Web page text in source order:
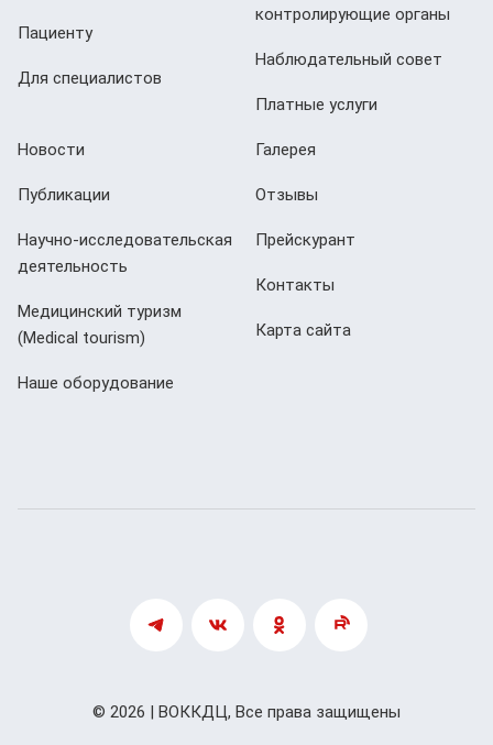
Пациенту
Для специалистов
контролирующие органы
Наблюдательный совет
Платные услуги
Новости
Публикации
Научно-исследовательская
деятельность
Медицинский туризм
(Мedical tourism)
Наше оборудование
Галерея
Отзывы
Прейскурант
Контакты
Карта сайта
© 2026 | ВОККДЦ, Все права защищены